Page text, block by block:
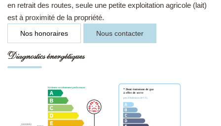
en retrait des routes, seule une petite exploitation agricole (lait)
est à proximité de la propriété.
Nos honoraires Nous contacter
Diagnostics énergétiques